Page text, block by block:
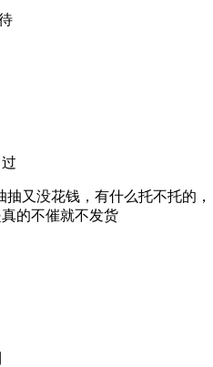
抽又没花钱，有什么托不托的，
的不催就不发货